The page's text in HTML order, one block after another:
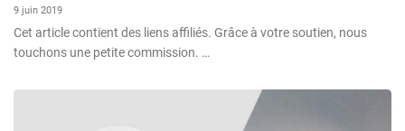
9 juin 2019
Cet article contient des liens affiliés. Grâce à votre soutien, nous
touchons une petite commission. …